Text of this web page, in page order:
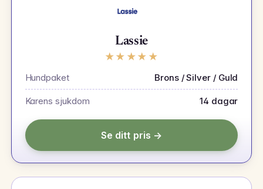
Lassie
★ ★ ★ ★ ★
Hundpaket Brons / Silver / Guld
Karens sjukdom 14 dagar
Se ditt pris →